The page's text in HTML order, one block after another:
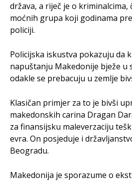
država, a riječ je o kriminalcima,
moćnih grupa koji godinama
policiji.
Policijska iskustva pokazuju da
napuštanju Makedonije bježe u
odakle se prebacuju u zemlje
Klasičan primjer za to je bivši
makedonskih carina Dragan
za finansijsku maleverzaciju
evra. On posjeduje i
Beogradu.
Makedonija je sporazume o